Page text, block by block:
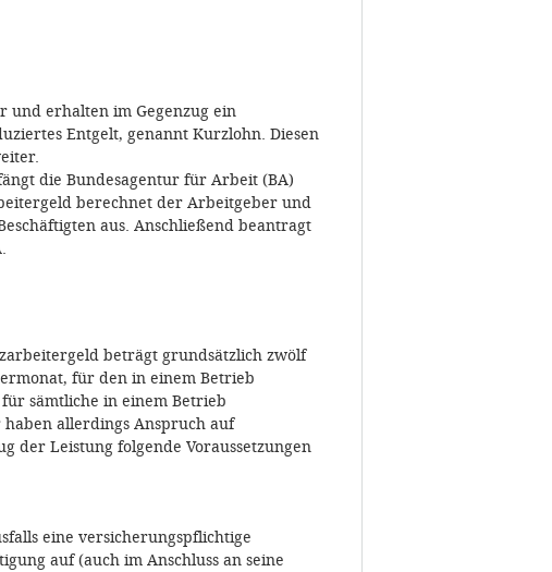
erhalten im Gegenzug ein
Entgelt, genannt Kurzlohn. Diesen
die Bundesagentur für Arbeit (BA)
berechnet der Arbeitgeber und
aus. Anschließend beantragt
beträgt grundsätzlich zwölf
für den in einem Betrieb
sämtliche in einem Betrieb
allerdings Anspruch auf
der Leistung folgende Voraussetzungen
eine versicherungspflichtige
auf (auch im Anschluss an seine